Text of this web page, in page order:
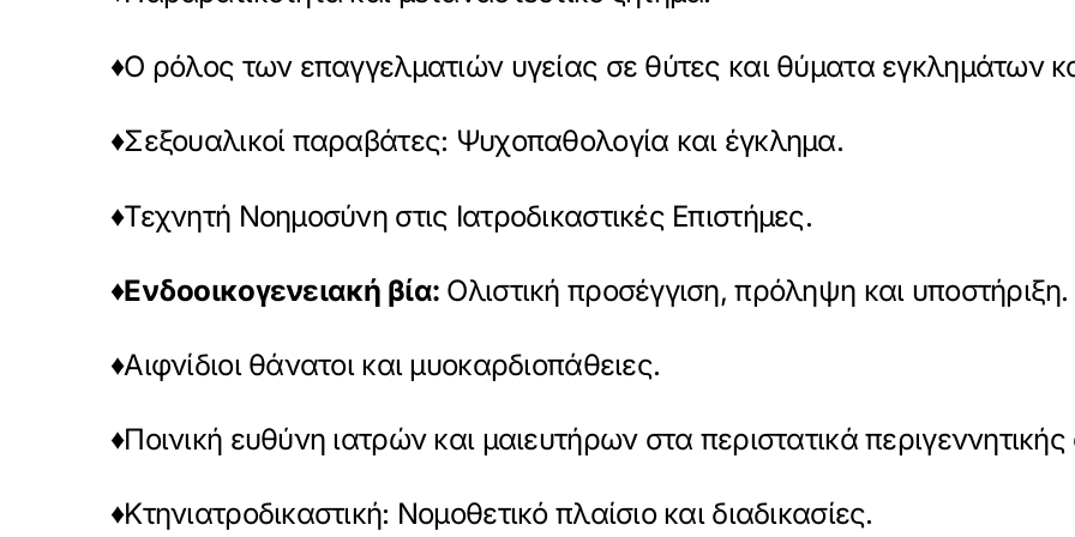
♦Ο ρόλος των επαγγελματιών υγείας σε θύτες και θύματα εγκλημάτων
♦Σεξουαλικοί παραβάτες: Ψυχοπαθολογία και έγκλημα.
♦Τεχνητή Νοημοσύνη στις Ιατροδικαστικές Επιστήμες.
♦Ενδοοικογενειακή βία: Ολιστική προσέγγιση, πρόληψη και υποστήριξη.
♦Αιφνίδιοι θάνατοι και μυοκαρδιοπάθειες.
♦Ποινική ευθύνη ιατρών και μαιευτήρων στα περιστατικά
♦Κτηνιατροδικαστική: Νομοθετικό πλαίσιο και διαδικασίες.